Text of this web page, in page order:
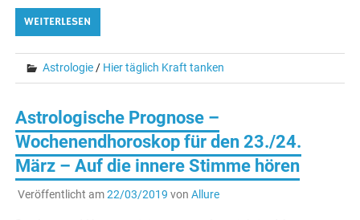
WEITERLESEN
Astrologie / Hier täglich Kraft tanken
Astrologische Prognose –
Wochenendhoroskop für den 23./24.
März – Auf die innere Stimme hören
Veröffentlicht am22/03/2019 von Allure